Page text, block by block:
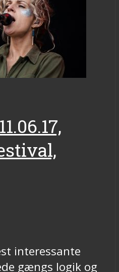
interessante
gængs logik og